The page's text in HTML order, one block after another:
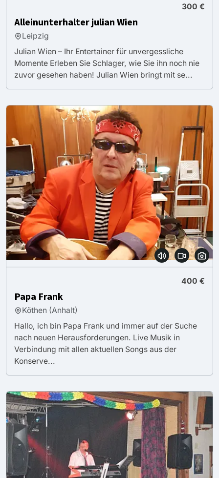
300 €
Alleinunterhalter julian Wien
Leipzig
Julian Wien – Ihr Entertainer für unvergessliche
Momente Erleben Sie Schlager, wie Sie ihn noch nie
zuvor gesehen haben! Julian Wien bringt mit se...
400 €
Papa Frank
Köthen (Anhalt)
Hallo, ich bin Papa Frank und immer auf der Suche
nach neuen Herausforderungen. Live Musik in
Verbindung mit allen aktuellen Songs aus der
Konserve...